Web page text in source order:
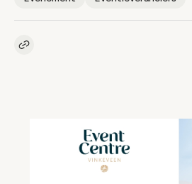
Kopieer link naar artikel